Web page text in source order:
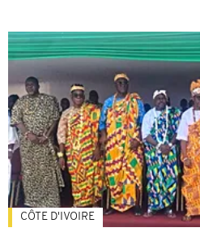
CÔTE D'IVOIRE